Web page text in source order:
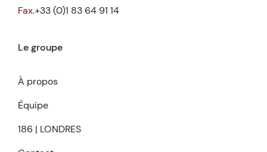
Fax.+33 (0)1 83 64 91 14
Le groupe
À propos
Équipe
186 | LONDRES